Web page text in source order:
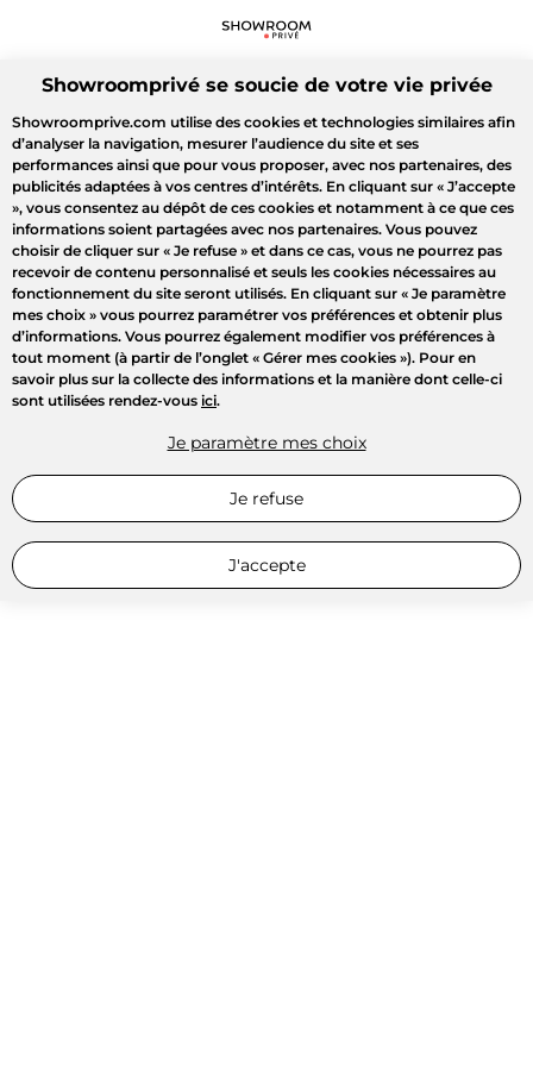
Showroomprivé se soucie de votre vie privée
Showroomprive.com utilise des cookies et technologies similaires afin
d’analyser la navigation, mesurer l’audience du site et ses
performances ainsi que pour vous proposer, avec nos partenaires, des
publicités adaptées à vos centres d’intérêts. En cliquant sur « J’accepte
», vous consentez au dépôt de ces cookies et notamment à ce que ces
informations soient partagées avec nos partenaires. Vous pouvez
choisir de cliquer sur « Je refuse » et dans ce cas, vous ne pourrez pas
recevoir de contenu personnalisé et seuls les cookies nécessaires au
fonctionnement du site seront utilisés. En cliquant sur « Je paramètre
mes choix » vous pourrez paramétrer vos préférences et obtenir plus
d’informations. Vous pourrez également modifier vos préférences à
tout moment (à partir de l’onglet « Gérer mes cookies »). Pour en
savoir plus sur la collecte des informations et la manière dont celle-ci
sont utilisées rendez-vous ici.
Je paramètre mes choix
Je refuse
J'accepte